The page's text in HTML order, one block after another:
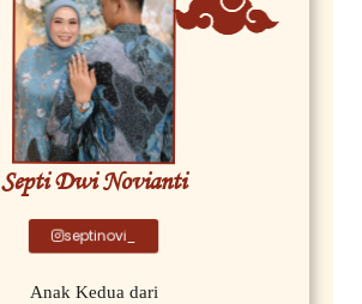
Septi Dwi Novianti
septinovi_
Anak Kedua dari